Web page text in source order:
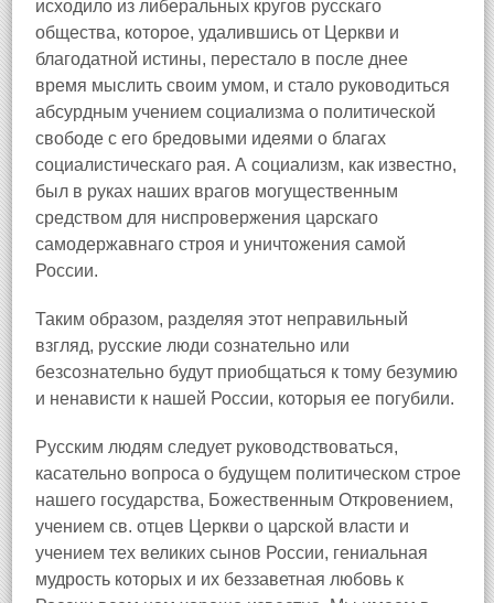
исходило из либеральных кругов русскаго
общества, которое, удалившись от Церкви и
благодатной истины, перестало в после днее
время мыслить своим умом, и стало руководиться
абсурдным учением социализма о политической
свободе с его бредовыми идеями о благах
социалистическаго рая. А социализм, как известно,
был в руках наших врагов могущественным
средством для ниспровержения царскаго
самодержавнаго строя и уничтожения самой
России.
Таким образом, разделяя этот неправильный
взгляд, русские люди сознательно или
безсознательно будут приобщаться к тому безумию
и ненависти к нашей России, которыя ее погубили.
Русским людям следует руководствоваться,
касательно вопроса о будущем политическом строе
нашего государства, Божественным Откровением,
учением св. отцев Церкви о царской власти и
учением тех великих сынов России, гениальная
мудрость которых и их беззаветная любовь к